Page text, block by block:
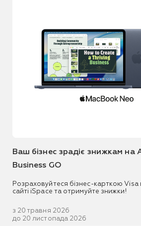
Ваш бізнес зрадіє знижкам на
Business GO
Розраховуйтеся бізнес-карткою Visa
сайті iSpace та отримуйте знижки!
з 20 травня 2026
до 20 листопада 2026